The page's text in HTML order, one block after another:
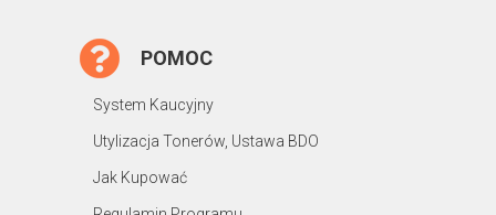
POMOC
System Kaucyjny
Utylizacja Tonerów, Ustawa BDO
Jak Kupować